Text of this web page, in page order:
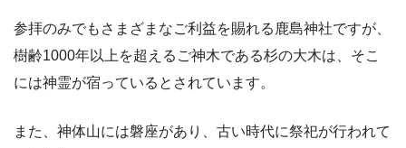
参拝のみでもさまざまなご利益を賜れる鹿島神社ですが、
樹齢1000年以上を超えるご神木である杉の大木は、そこ
には神霊が宿っているとされています。
また、神体山には磐座があり、古い時代に祭祀が行われて